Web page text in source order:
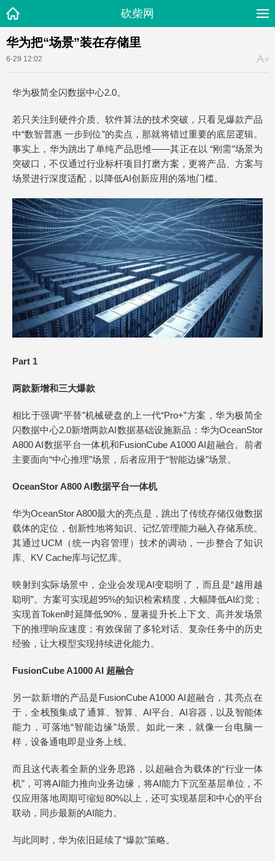
砍柴网
华为把“场景”装在存储里
6-29 12:02
华为极简全闪数据中心2.0。
若只关注到硬件介质、软件算法的技术突破，只看见爆款产品
中“数智普惠 一步到位”的卖点，那就将错过重要的底层逻辑。
事实上，华为跳出了单纯产品思维——其正在以 “刚需”场景为
突破口，不仅通过行业标杆项目打磨方案，更将产品、方案与
场景进行深度适配，以降低AI创新应用的落地门槛。
Part 1
两款新增和三大爆款
相比于强调“平替”机械硬盘的上一代“Pro+”方案，华为极简全
闪数据中心2.0新增两款AI数据基础设施新品：华为OceanStor
A800 AI数据平台一体机和FusionCube A1000 AI超融合。前者
主要面向“中心推理”场景，后者应用于“智能边缘”场景。
OceanStor A800 AI数据平台一体机
华为OceanStor A800最大的亮点是，跳出了传统存储仅做数据
载体的定位，创新性地将知识、记忆管理能力融入存储系统。
其通过UCM（统一内容管理）技术的调动，一步整合了知识
库、KV Cache库与记忆库。
映射到实际场景中，企业会发现AI变聪明了，而且是“越用越
聪明”。方案可实现超95%的知识检索精度，大幅降低AI幻觉；
实现‌首Token时延降低90%‌，显著提升长上下文、高并发场景
下的推理响应速度；有效保留了多轮对话、复杂任务中的历史
经验，让大模型实现持续进化能力。
FusionCube A1000 AI 超融合
另一款新增的产品是FusionCube A1000 AI超融合，其亮点在
于，全栈预集成了通算、智算、AI平台、AI容器，以及智能体
能力，可落地“智能边缘”场景。如此一来，就像一台电脑一
样，设备通电即是业务上线。
而且这代表着全新的业务思路，以超融合为载体的“行业一体
机”，可将AI能力推向业务边缘，将AI能力下沉至基层单位，不
仅应用落地周期可缩短80%以上，还可实现基层和中心的平台
联动，同步最新的AI能力。
与此同时，华为依旧延续了“爆款”策略。